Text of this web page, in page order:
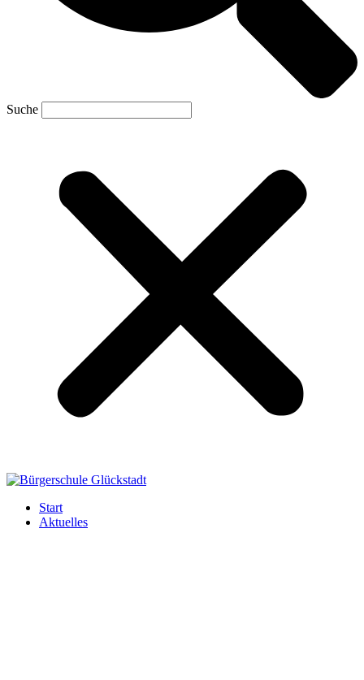
Suche
Start
Aktuelles